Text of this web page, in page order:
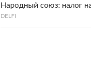
Народный союз: налог
DELFI